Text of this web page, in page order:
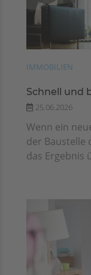
IMMOBILIEN
Schnell und
25.06.2026
Wenn ein
der Baustelle
das Ergebnis